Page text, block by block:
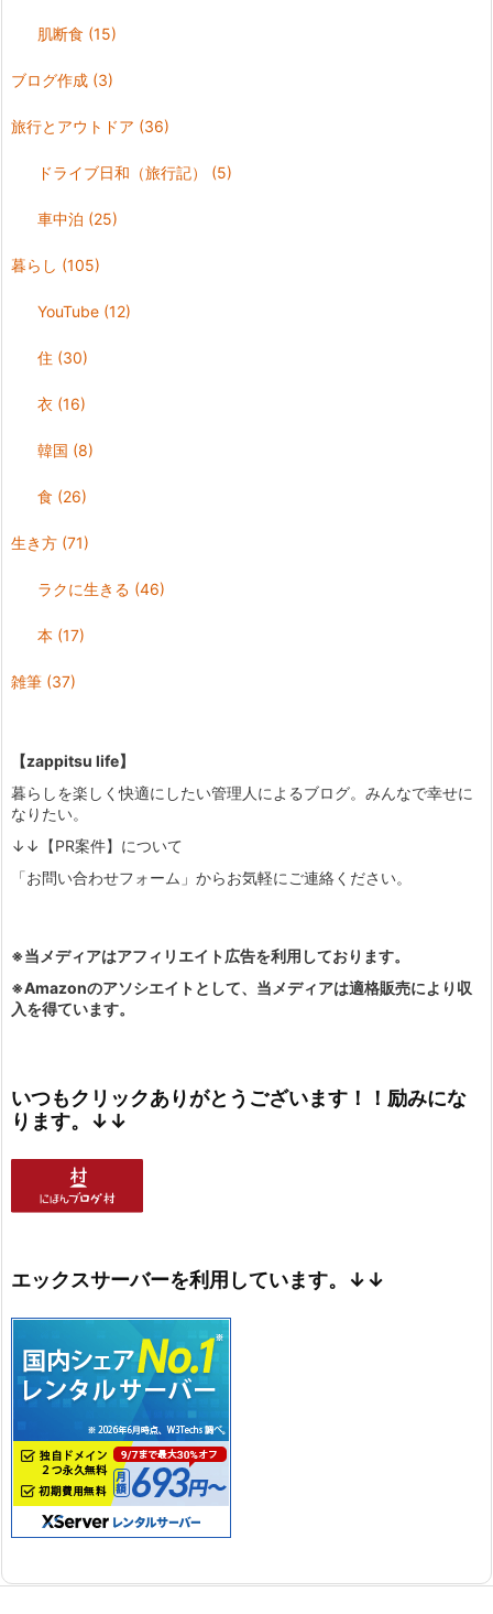
肌断食 (15)
ブログ作成 (3)
旅行とアウトドア (36)
ドライブ日和（旅行記） (5)
車中泊 (25)
暮らし (105)
YouTube (12)
住 (30)
衣 (16)
韓国 (8)
食 (26)
生き方 (71)
ラクに生きる (46)
本 (17)
雑筆 (37)
【zappitsu life】
暮らしを楽しく快適にしたい管理人によるブログ。みんなで幸せに
なりたい。
↓↓【PR案件】について
「お問い合わせフォーム」からお気軽にご連絡ください。
※当メディアはアフィリエイト広告を利用しております。
※Amazonのアソシエイトとして、当メディアは適格販売により収
入を得ています。
いつもクリックありがとうございます！！励みにな
ります。↓↓
エックスサーバーを利用しています。↓↓